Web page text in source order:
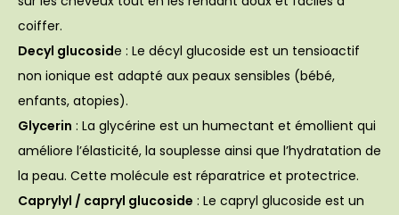
coiffer.
Decyl glucoside : Le décyl glucoside est un tensioactif
non ionique est adapté aux peaux sensibles (bébé,
enfants, atopies).
Glycerin : La glycérine est un humectant et émollient qui
améliore l’élasticité, la souplesse ainsi que l’hydratation de
la peau. Cette molécule est réparatrice et protectrice.
Caprylyl / capryl glucoside : Le capryl glucoside est un